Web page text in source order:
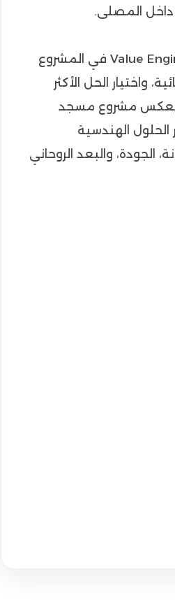
داخل المصلى.
كما تم توظيف مبادئ الهندسة القيمية Value Engineering في المشروع
واختيار الحل الأكثر
ويعكس مشروع مسجد
الهندسية
الجودة، والبعد الروحاني